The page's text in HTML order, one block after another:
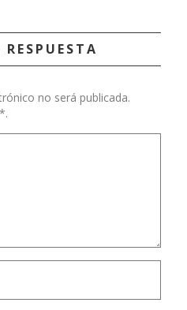
no será publicada.